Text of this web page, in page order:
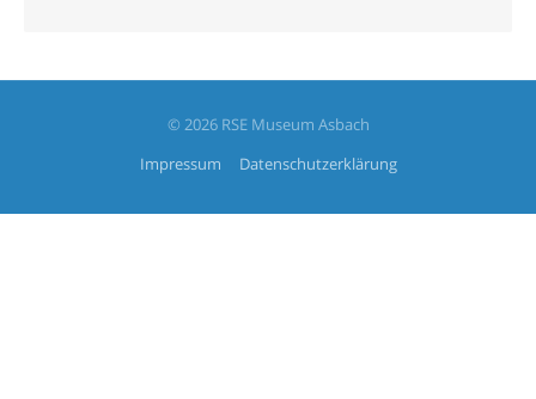
© 2026 RSE Museum Asbach
Impressum
Datenschutzerklärung